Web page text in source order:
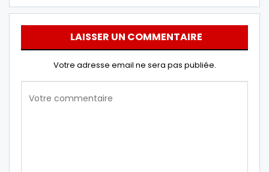
LAISSER UN COMMENTAIRE
Votre adresse email ne sera pas publiée.